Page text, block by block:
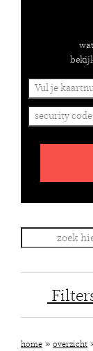
home » overzicht